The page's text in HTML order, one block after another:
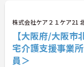
■ 「高収入×納得感」
役割に応じた給与で
・月給35万円以上＋
・特定処遇加算が給与
株式会社ケア２１ケア21
【大阪府/大阪
宅介護支援事業
員＞